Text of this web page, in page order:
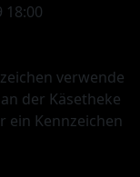
18:00
verwende
der Käsetheke
ein Kennzeichen